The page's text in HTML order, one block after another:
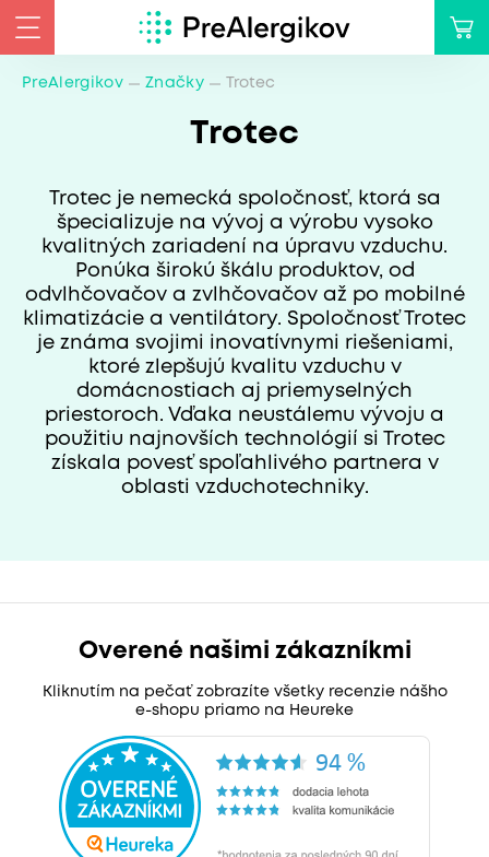
PreAlergikov Značky Trotec
Trotec
Trotec je nemecká spoločnosť, ktorá sa
špecializuje na vývoj a výrobu vysoko
kvalitných zariadení na úpravu vzduchu.
Ponúka širokú škálu produktov, od
odvlhčovačov a zvlhčovačov až po mobilné
klimatizácie a ventilátory. Spoločnosť Trotec
je známa svojimi inovatívnymi riešeniami,
ktoré zlepšujú kvalitu vzduchu v
domácnostiach aj priemyselných
priestoroch. Vďaka neustálemu vývoju a
použitiu najnovších technológií si Trotec
získala povesť spoľahlivého partnera v
oblasti vzduchotechniky.
Overené našimi zákazníkmi
Kliknutím na pečať zobrazíte všetky recenzie nášho
e-shopu priamo na Heureke